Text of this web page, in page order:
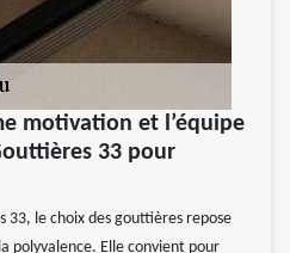
motivation et l’équipe
33 pour
33, le choix des gouttières repose
polyvalence. Elle convient pour